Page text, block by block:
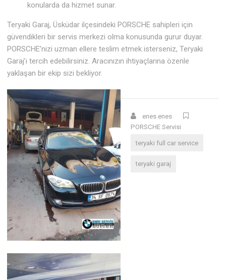
konularda da hizmet sunar.
Teryaki Garaj, Üsküdar ilçesindeki PORSCHE sahipleri için
güvendikleri bir servis merkezi olma konusunda gurur duyar.
PORSCHE’nizi uzman ellere teslim etmek isterseniz, Teryaki
Garaj’ı tercih edebilirsiniz. Aracınızın ihtiyaçlarına özenle
yaklaşan bir ekip sizi bekliyor.
enes enes
PORSCHE Servisi
teryaki full car service
teryaki garaj